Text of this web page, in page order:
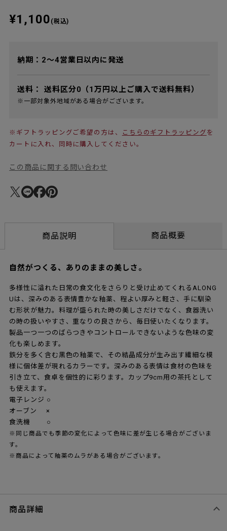
¥1,100 (税込)
納期：2～4営業日以内に発送
送料： 送料区分0（1万円以上ご購入で送料無料）
※一部対象外地域がある場合がございます。
※ギフトラッピングご希望の方は、 こちらのギフトラッピング を
カートに入れ、同時に購入してください。
この商品に関する問い合わせ
商品説明 商品概要
自然がつくる、ありのままの美しさ。
多様性に溢れた日常の食文化をさらりと受け止めてくれるALONG
Uは、深みのある表情豊かな釉薬、程よい厚みと軽さ、手に馴染
む形状が魅力。料理が盛られた時の美しさだけでなく、食器洗い
の時の扱いやすさ、重なりの良さから、毎日使いたくなります。
製品一つ一つのばらつきやコントロールできないような色味の変
化も楽しめます。
鉄分を多く含む黒色の釉薬で、その結晶成分が生み出す繊細な模
様に個体差が現れるカラーです。深みのある表情は食材の色味を
引き立て、食卓を個性的に彩ります。カップ9cm用の茶托として
も使えます。
電子レンジ ○
オーブン ×
食洗機 ○
※同じ商品でも季節の変化によって色味に差が生じる場合がございま
す。
※商品によって釉薬のムラがある場合がございます。
商品詳細